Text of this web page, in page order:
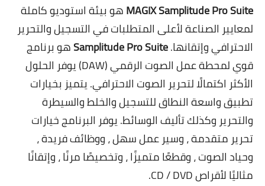
MAGIX Samplitude Pro Suiteهو بيئة استوديو كاملة
لمعايير الصناعة لأعلى المتطلبات في التسجيل والتحرير
الاحترافي وإتقانها.Samplitude Pro Suiteهو برنامج
قوي لمحطة عمل الصوت الرقمي (DAW) يوفر الحلول
الأكثر اكتمالًا لتحرير الصوت الاحترافي. يتميز بخيارات
تطبيق واسعة النطاق للتسجيل والخلط والسيطرة
والتحرير وكذلك تأليف الوسائط. يوفر البرنامج خيارات
تحرير متقدمة ، وسير عمل سهل ، ووظائف فريدة ،
وحياد الصوت ، وقطعًا متميزًا ، وتخصيصًا مرنًا ، وإتقانًا
مثاليًا لأقراص CD / DVD.